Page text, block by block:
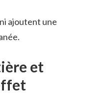
ajoutent une
et